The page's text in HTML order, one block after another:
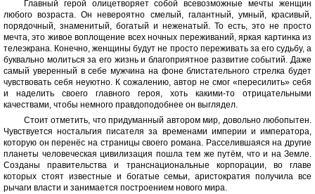
Главный герой олицетворяет собой всевозможные мечты женщин
любого возраста. Он невероятно смелый, галантный, умный, красивый,
порядочный, знаменитый, богатый и неженатый. То есть, это не просто
мечта, это живое воплощение всех ночных переживаний, яркая картинка из
телеэкрана. Конечно, женщины будут не просто переживать за его судьбу, а
буквально молиться за его жизнь и благоприятное развитие событий. Даже
самый уверенный в себе мужчина на фоне блистательного стрелка будет
чувствовать себя неуютно. К сожалению, автор не смог «пересилить» себя
и наделить своего главного героя, хоть какими-то отрицательными
качествами, чтобы немного правдоподобнее он выглядел.
Стоит отметить, что придуманный автором мир, довольно любопытен.
Чувствуется ностальгия писателя за временами империи и императора,
которую он перенёс на страницы своего романа. Расселившаяся на другие
планеты человеческая цивилизация пошла тем же путём, что и на Земле.
Созданы правительства и транснациональные корпорации, во главе
которых стоят известные и богатые семьи, аристократия получила все
рычаги власти и занимается построением нового мира.